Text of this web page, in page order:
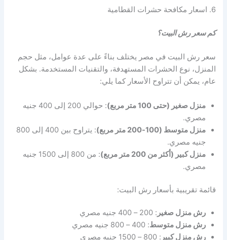
6. اسعار مكافحة حشرات القطامية
كم سعر رش البيت؟
سعر رش البيت في مصر يختلف بناءً على عدة عوامل، مثل حجم
المنزل، نوع الحشرات المستهدفة، والتقنيات المستخدمة. بشكل
عام، يمكن أن تتراوح الأسعار كما يلي:
منزل صغير (حتى 100 متر مربع)
: حوالي 200 إلى 400 جنيه
مصري.
منزل متوسط (100-200 متر مربع)
: يتراوح بين 400 إلى 800
جنيه مصري.
منزل كبير (أكثر من 200 متر مربع)
: من 800 إلى 1500 جنيه
مصري.
قائمة تقريبية بأسعار رش البيت:
رش منزل صغير : 200 – 400 جنيه مصري
رش منزل متوسط: 400 – 800 جنيه مصري
رش منزل كبير : 800 – 1500 جنيه مصري